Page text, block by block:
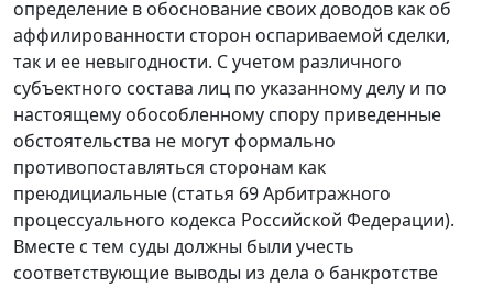
определение в обоснование своих доводов как об
аффилированности сторон оспариваемой сделки,
так и ее невыгодности. С учетом различного
субъектного состава лиц по указанному делу и по
настоящему обособленному спору приведенные
обстоятельства не могут формально
противопоставляться сторонам как
преюдициальные (статья 69 Арбитражного
процессуального кодекса Российской Федерации).
Вместе с тем суды должны были учесть
соответствующие выводы из дела о банкротстве